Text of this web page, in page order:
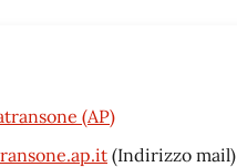
(AP)
(Indirizzo mail)